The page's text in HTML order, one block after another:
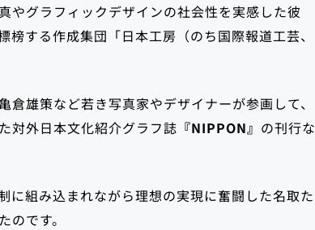
やグラフィックデザインの社会性を実感した彼
する作成集団「日本工房（のち国際報道工芸、
雄策など若き写真家やデザイナーが参画して、
対外日本文化紹介グラフ誌 『NIPPON』 の刊行な
に組み込まれながら理想の実現に奮闘した名取た
です。